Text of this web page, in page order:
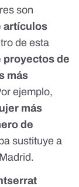
son
artículos
de esta
proyectos de
más
ejemplo,
más
de
sustituye a